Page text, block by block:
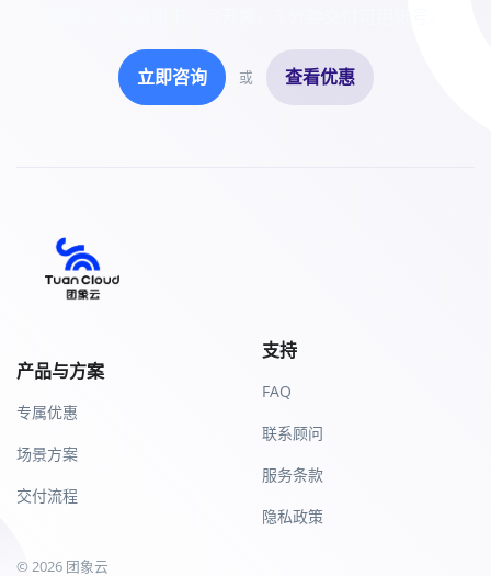
立即咨询 或 查看优惠
产品与方案
专属优惠
场景方案
交付流程
支持
FAQ
联系顾问
服务条款
隐私政策
© 2026 团象云